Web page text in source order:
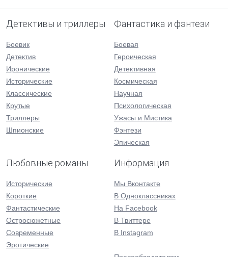
Детективы и триллеры
Боевик
Детектив
Иронические
Исторические
Классические
Крутые
Триллеры
Шпионские
Фантастика и фэнтези
Боевая
Героическая
Детективная
Космическая
Научная
Психологическая
Ужасы и Мистика
Фэнтези
Эпическая
Любовные романы
Исторические
Короткие
Фантастические
Остросюжетные
Современные
Эротические
Информация
Мы Вконтакте
В Одноклассниках
На Facebook
В Твиттере
В Instagram